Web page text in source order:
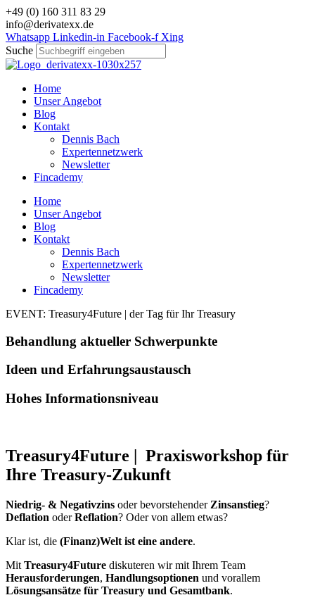
Zum
Inhalt
wechseln
+49 (0) 160 311 83 29
info@derivatexx.de
Whatsapp Linkedin-in Facebook-f Xing
Suche
Home
Unser Angebot
Blog
Kontakt
Dennis Bach
Expertennetzwerk
Newsletter
Fincademy
Home
Unser Angebot
Blog
Kontakt
Dennis Bach
Expertennetzwerk
Newsletter
Fincademy
EVENT: Treasury4Future | der Tag für Ihr Treasury
Behandlung aktueller Schwerpunkte
Ideen und Erfahrungsaustausch
Hohes Informationsniveau
Treasury4Future | Praxisworkshop für
Ihre Treasury-Zukunft
Niedrig- & Negativzins oder bevorstehender Zinsanstieg?
Deflation oderReflation? Oder von allem etwas?
Klar ist, die (Finanz)Welt ist eine andere.
Mit Treasury4Future diskuteren wir mit Ihrem Team
Herausforderungen, Handlungsoptionen und vorallem
Lösungsansätze für Treasury und Gesamtbank.